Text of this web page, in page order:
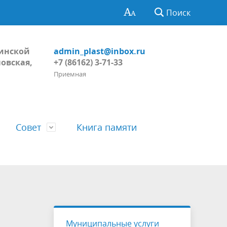
Поиск
admin_plast@inbox.ru
+7 (86162) 3-71-33
Приемная
Пожарная безопасность, ГО и ЧС
Проекты
Совет
Решения Совета
Книга памяти
Муниципальные услуги